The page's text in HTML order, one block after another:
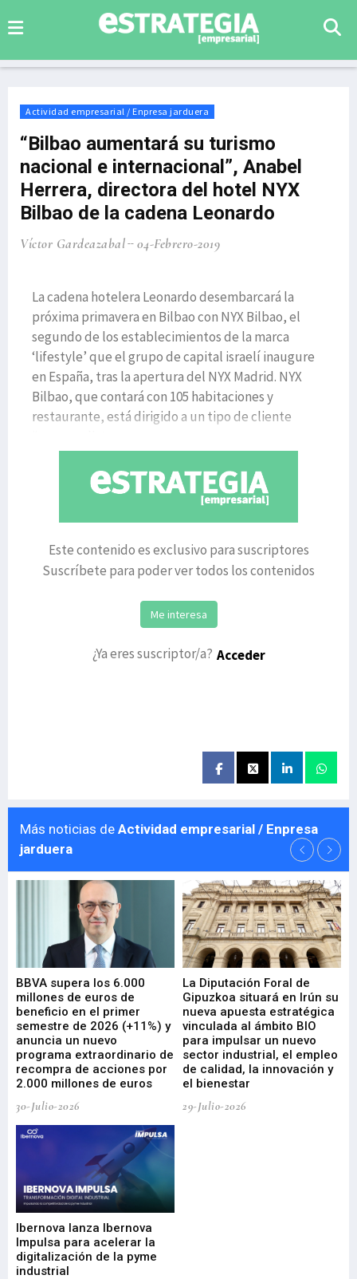
Actividad empresarial / Enpresa jarduera
“Bilbao aumentará su turismo
nacional e internacional”, Anabel
Herrera, directora del hotel NYX
Bilbao de la cadena Leonardo
Víctor Gardeazabal 04-Febrero-2019
La cadena hotelera Leonardo desembarcará la
próxima primavera en Bilbao con NYX Bilbao, el
segundo de los establecimientos de la marca
‘lifestyle’ que el grupo de capital israelí inaugure
en España, tras la apertura del NYX Madrid. NYX
Bilbao, que contará con 105 habitaciones y
restaurante, está dirigido a un tipo de cliente
Este contenido es exclusivo para suscriptores
Suscríbete para poder ver todos los contenidos
Me interesa
¿Ya eres suscriptor/a? Acceder
Más noticias de Actividad empresarial / Enpresa
jarduera
BBVA supera los 6.000
millones de euros de
beneficio en el primer
semestre de 2026 (+11%) y
anuncia un nuevo
programa extraordinario de
recompra de acciones por
2.000 millones de euros
30-Julio-2026
La Diputación Foral de
Gipuzkoa situará en Irún su
nueva apuesta estratégica
vinculada al ámbito BIO
para impulsar un nuevo
sector industrial, el empleo
de calidad, la innovación y
el bienestar
29-Julio-2026
Ibernova lanza Ibernova
Impulsa para acelerar la
digitalización de la pyme
industrial